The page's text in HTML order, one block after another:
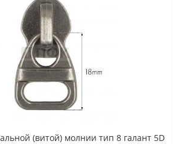
(витой) молнии тип 8 галант 5D